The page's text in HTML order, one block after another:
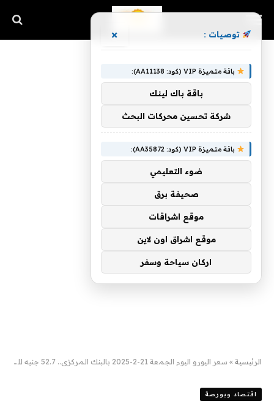
الرئيسية » سعر اليورو اليوم الجمعة 21-2-2025 بالبنك المركزى.. 52.7 جنيه للشراء
اقتصاد وبورصة
توصيات : ×
باقة متميزة VIP (كود: AA11138):
باقة باك لينك
شركة تحسين محركات البحث
باقة متميزة VIP (كود: AA35872):
ضوء التعليمي
صحيفة برق
موقع اشراقات
موقع اشراق اون لاين
اركان سياحة وسفر